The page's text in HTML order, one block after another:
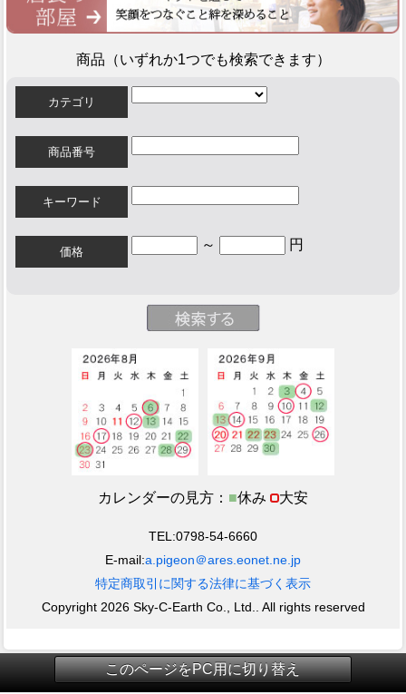
商品（いずれか1つでも検索できます）
カテゴリ
商品番号
キーワード
価格 ～ 円
カレンダーの見方： ■休み 大安
TEL:0798-54-6660
E-mail:a.pigeon＠ares.eonet.ne.jp
特定商取引に関する法律に基づく表示
Copyright 2026 Sky-C-Earth Co., Ltd.. All rights reserved
このページをPC用に切り替え